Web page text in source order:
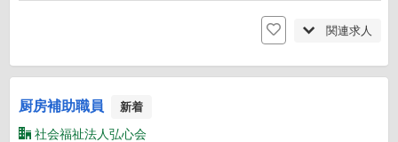
関連求人
厨房補助職員 新着
社会福祉法人弘心会